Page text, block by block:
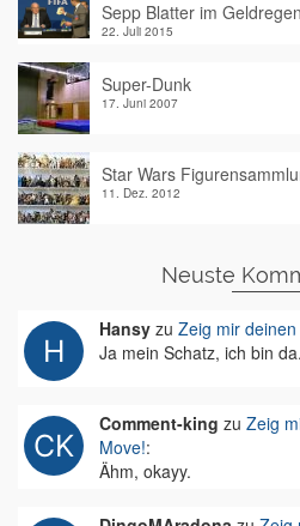
Sepp Blatter im Geldregen
22. Juli 2015
Super-Dunk
17. Juni 2007
Star Wars
11. Dez. 2012
Neuste
Hansy zu Zeig mir
Ja mein Schatz, ich bin da.
Comment-king zu Zeig
Move!:
Ähm, okayy.